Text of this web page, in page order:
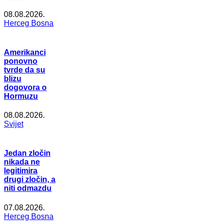
08.08.2026.
Herceg Bosna
Amerikanci
ponovno
tvrde da su
blizu
dogovora o
Hormuzu
08.08.2026.
Svijet
Jedan zločin
nikada ne
legitimira
drugi zločin, a
niti odmazdu
07.08.2026.
Herceg Bosna